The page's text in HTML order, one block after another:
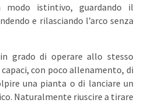
istintivo, guardando il
e rilasciando l’arco senza
grado di operare allo stesso
con poco allenamento, di
una pianta o di lanciare un
Naturalmente riuscire a tirare